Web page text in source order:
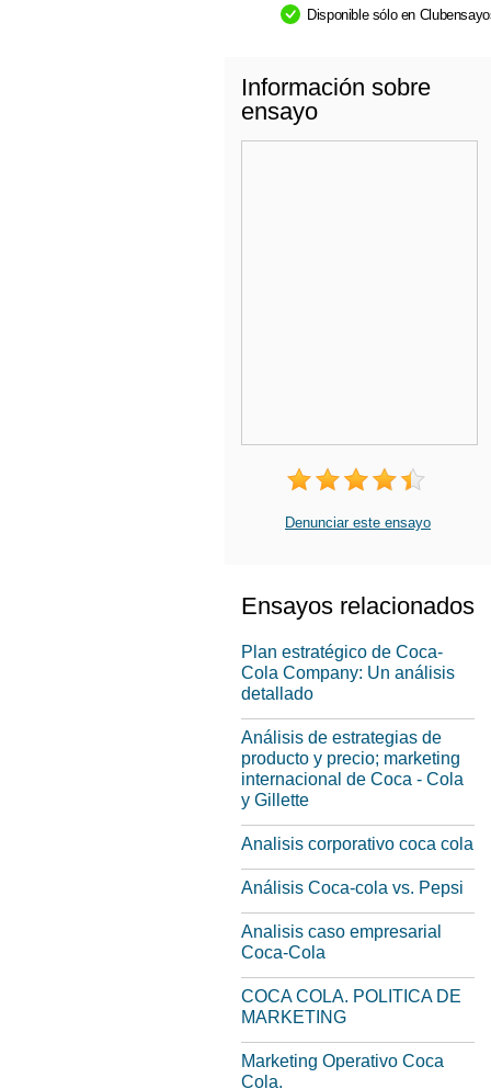
Disponible sólo en
Información sobre
ensayo
Denunciar este ensayo
Ensayos relacionados
Plan estratégico de Coca-
Cola Company: Un análisis
detallado
Análisis de estrategias de
producto y precio; marketing
internacional de Coca - Cola
y Gillette
Analisis corporativo coca cola
Análisis Coca-cola vs. Pepsi
Analisis caso empresarial
Coca-Cola
COCA COLA. POLITICA DE
MARKETING
Marketing Operativo Coca
Cola.